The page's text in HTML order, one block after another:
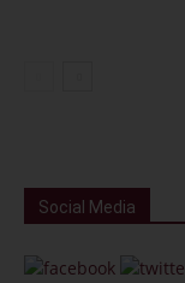
Social Media